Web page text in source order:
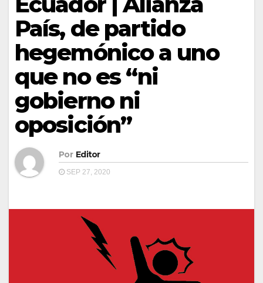
País, de partido
hegemónico a uno
que no es “ni
gobierno ni
oposición”
Por Editor
SEP 27, 2020